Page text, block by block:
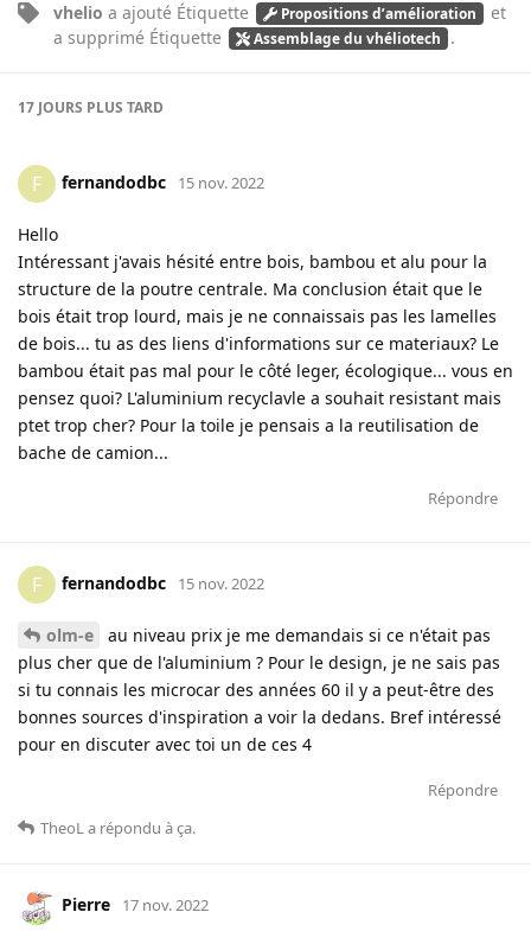
vhelio a ajouté Étiquette Propositions d’amélioration
et
a supprimé Étiquette Assemblage du vhéliotech .
17 JOURS PLUS TARD
F fernandodbc 15 nov. 2022
Hello
Intéressant j'avais hésité entre bois, bambou et alu pour la
structure de la poutre centrale. Ma conclusion était que le
bois était trop lourd, mais je ne connaissais pas les lamelles
de bois... tu as des liens d'informations sur ce materiaux? Le
bambou était pas mal pour le côté leger, écologique... vous en
pensez quoi? L'aluminium recyclavle a souhait resistant mais
ptet trop cher? Pour la toile je pensais a la reutilisation de
bache de camion...
Répondre
F fernandodbc 15 nov. 2022
olm-e
au niveau prix je me demandais si ce n'était pas
plus cher que de l'aluminium ? Pour le design, je ne sais pas
si tu connais les microcar des années 60 il y a peut-être des
bonnes sources d'inspiration a voir la dedans. Bref intéressé
pour en discuter avec toi un de ces 4
Répondre
TheoLa répondu à ça.
Pierre 17 nov. 2022